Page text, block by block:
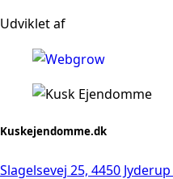
Udviklet af
Kuskejendomme.dk
Slagelsevej 25, 4450 Jyderup